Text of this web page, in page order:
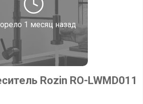
1 месяц назад
Rozin RO-LWMD011